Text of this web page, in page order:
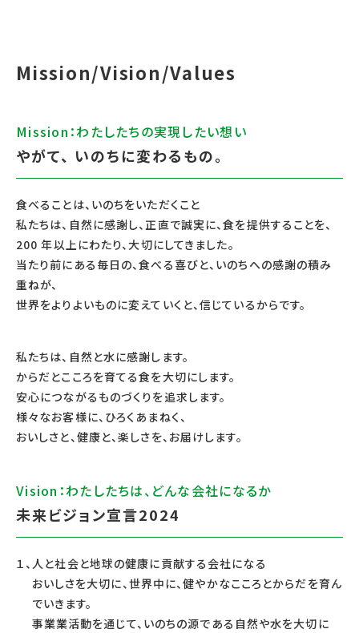
Mission/Vision/Values
Mission：わたしたちの実現したい想い
やがて、 いのちに変わるもの。
食べることは、いのちをいただくこと
私たちは、自然に感謝し、正直で誠実に、食を提供することを、
200 年以上にわたり、大切にしてきました。
当たり前にある毎日の、食べる喜びと、いのちへの感謝の積み
重ねが、
世界をよりよいものに変えていくと、信じているからです。
私たちは、自然と水に感謝します。
からだとこころを育てる食を大切にします。
安心につながるものづくりを追求します。
様々なお客様に、ひろくあまねく、
おいしさと、健康と、楽しさを、お届けします。
Vision：わたしたちは、どんな会社になるか
未来ビジョン宣言2024
１、人と社会と地球の健康に貢献する会社になる
おいしさを大切に、世界中に、健やかなこころとからだを育ん
でいきます。
事業業活動を通じて、いのちの源である自然や水を大切に